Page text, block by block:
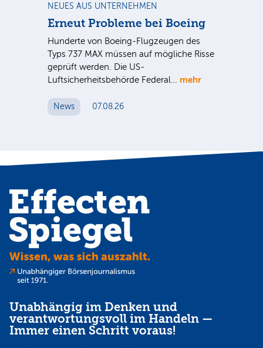
NEUES AUS UNTERNEHMEN
Erneut Probleme bei Boeing
Hunderte von Boeing-Flugzeugen des
Typs 737 MAX müssen auf mögliche Risse
geprüft werden. Die US-
Luftsicherheitsbehörde Federal… mehr
News 07.08.26
Unabhängig im Denken und
verantwortungsvoll im Handeln —
Immer einen Schritt voraus!